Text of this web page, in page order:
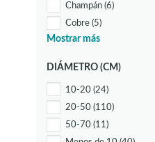
Textil(32)
Champán (6)
Cobre (5)
Dorado(27)
Metálico(83)
Negro (98)
Otros (3)
Mostrar más
DIÁMETRO (CM)
10-20 (24)
20-50 (110)
50-70 (11)